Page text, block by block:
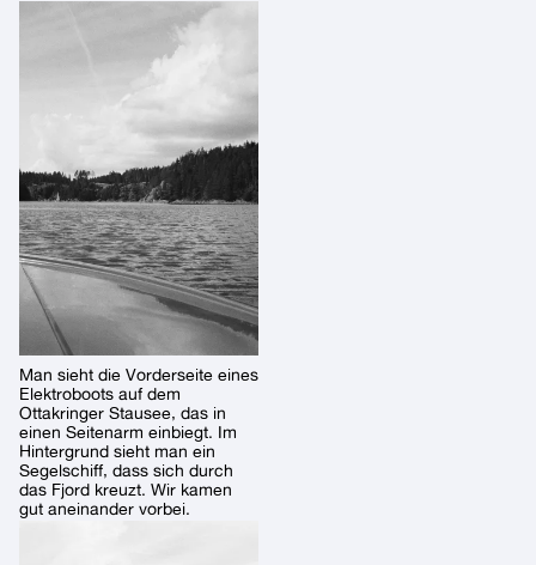
Man sieht die Vorderseite eines
Elektroboots auf dem
Ottakringer Stausee, das in
einen Seitenarm einbiegt. Im
Hintergrund sieht man ein
Segelschiff, dass sich durch
das Fjord kreuzt. Wir kamen
gut aneinander vorbei.